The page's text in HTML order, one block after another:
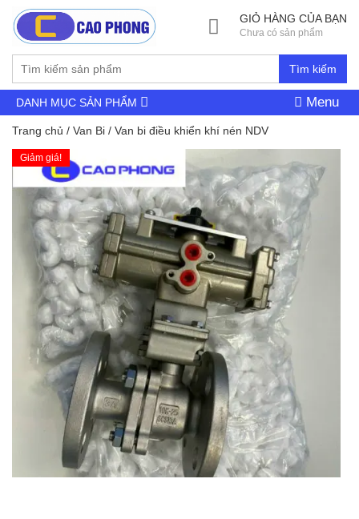
Tìm kiếm
GIỎ HÀNG CỦA BẠN
Chưa có sản phẩm
DANH MỤC SẢN PHẨM Menu
Trang chủ / Van Bi / Van bi điều khiển khí nén NDV
Giảm giá!